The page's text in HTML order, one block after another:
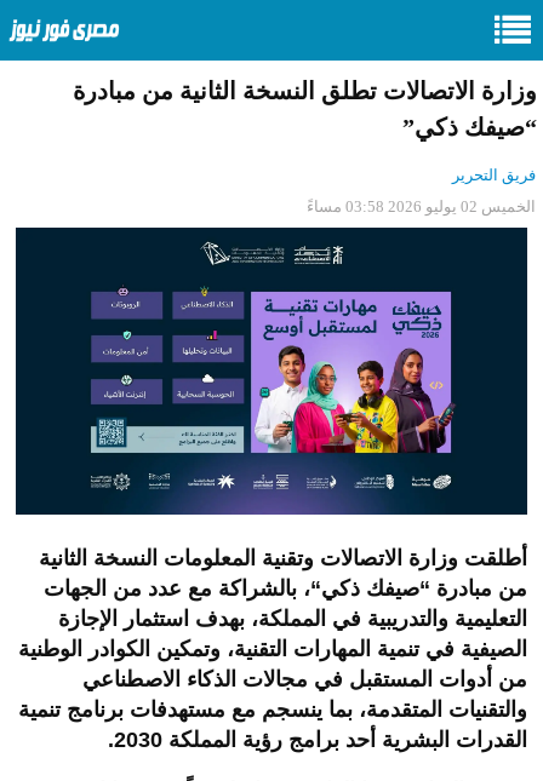
وزارة الاتصالات تطلق النسخة الثانية من مبادرة
“صيفك ذكي”
فريق التحرير
الخميس 02 يوليو 2026 03:58 مساءً
أطلقت وزارة الاتصالات وتقنية المعلومات النسخة الثانية
من مبادرة “صيفك ذكي“، بالشراكة مع عدد من الجهات
التعليمية والتدريبية في المملكة، بهدف استثمار الإجازة
الصيفية في تنمية المهارات التقنية، وتمكين الكوادر الوطنية
من أدوات المستقبل في مجالات الذكاء الاصطناعي
والتقنيات المتقدمة، بما ينسجم مع مستهدفات برنامج تنمية
القدرات البشرية أحد برامج رؤية المملكة 2030
.